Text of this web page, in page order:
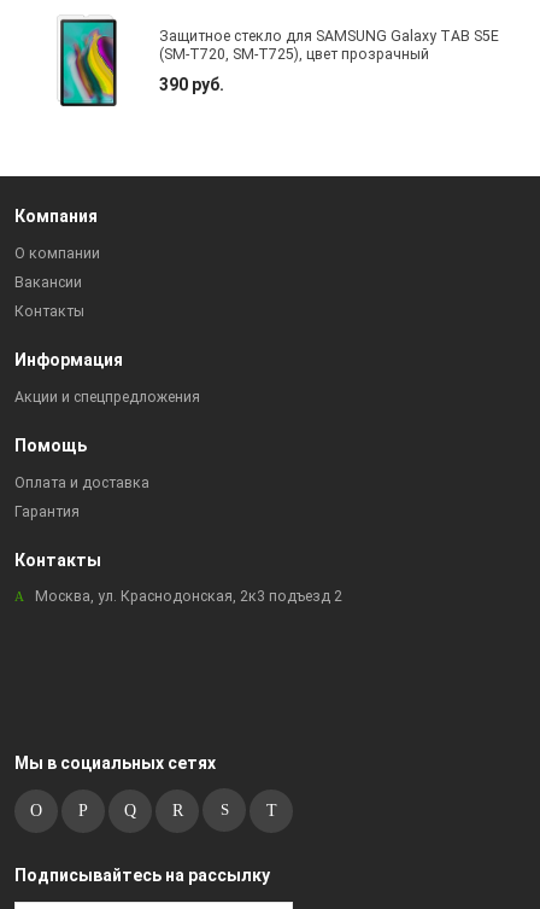
Защитное стекло для SAMSUNG Galaxy TAB S5E
(SM-T720, SM-T725), цвет прозрачный
390 руб.
Компания
О компании
Вакансии
Контакты
Информация
Акции и спецпредложения
Помощь
Оплата и доставка
Гарантия
Контакты
Москва, ул. Краснодонская, 2к3 подъезд 2
Мы в социальных сетях
Подписывайтесь на рассылку